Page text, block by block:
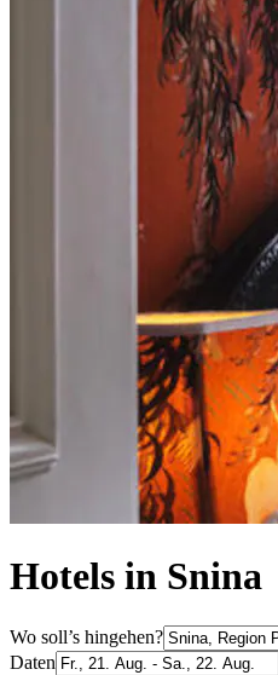
Hotels in Snina
Wo soll’s hingehen?
Daten